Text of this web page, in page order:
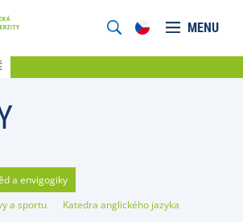
MENU
a envigogiky
a sportu
Katedra anglického jazyka